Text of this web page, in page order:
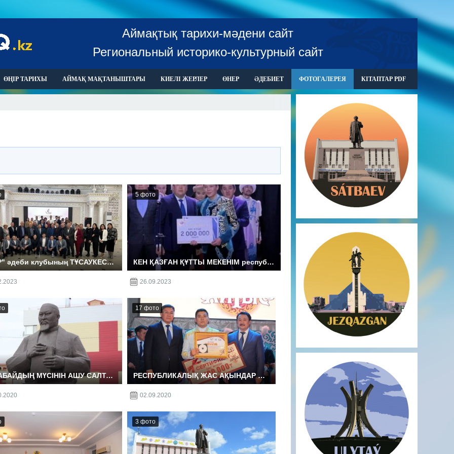
Аймақтық тарихи-мәдени сайт
Региональный историко-культурный сайт
ӨҢІР ТАРИХЫ АЙМАҚ МАҚТАНЫШТАРЫ КИЕЛІ ЖЕРЛЕР ӨНЕР ӘДЕБИЕТ ФОТОГАЛЕРЕЯ КІТАПТАР PDF
"ҰЛАР" әдеби клубының ТҰСАУКЕСЕР кеші
5 фото
КЕН ҚАЗҒАН ҚҰТТЫ МЕКЕНІМ республикалық ақындар айтысы -2023 жыл
26.09.2023
ҰЛЫ АБАЙДЫҢ МҮСІНІН АШУ САЛТАНАТЫНАН.23.10.2020
17 фото
РЕСПУБЛИКАЛЫҚ ЖАС АҚЫНДАР АЙТЫСЫ.2018 жыл
02.09.2020
3 фото